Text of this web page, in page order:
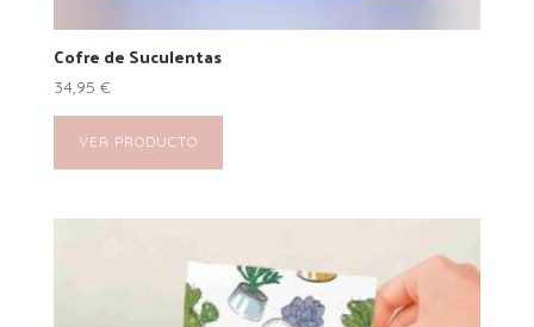
Cofre de Suculentas
34,95 €
VER PRODUCTO